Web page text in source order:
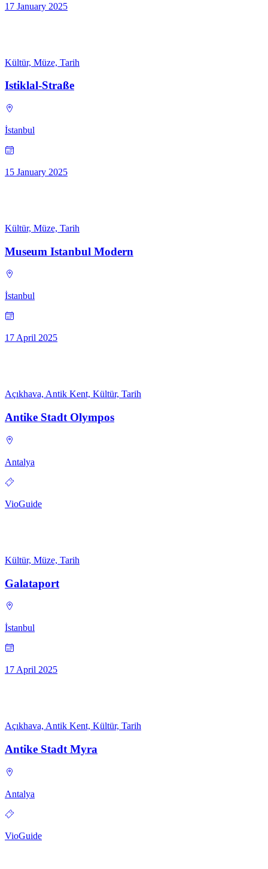
17 January 2025
Kültür, Müze, Tarih
Istiklal-Straße
İstanbul
15 January 2025
Kültür, Müze, Tarih
Museum Istanbul Modern
İstanbul
17 April 2025
Açıkhava, Antik Kent, Kültür, Tarih
Antike Stadt Olympos
Antalya
VioGuide
Kültür, Müze, Tarih
Galataport
İstanbul
17 April 2025
Açıkhava, Antik Kent, Kültür, Tarih
Antike Stadt Myra
Antalya
VioGuide